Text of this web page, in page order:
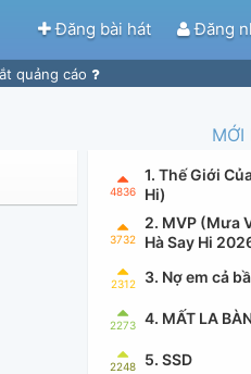
Đăng bài hát Đăng
quảng cáo
MỚI
4836
1. Thế Giới
Hi)
3732
2. MVP (Mưa
Hà Say Hi
2312 3. Nợ em cả
2273 4. MẤT LA
2248 5. SSD